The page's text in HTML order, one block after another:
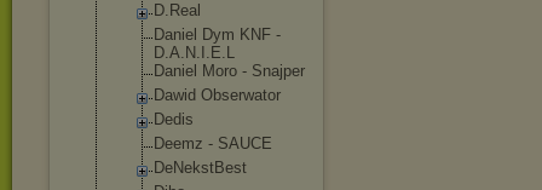
D.Real
Daniel Dym KNF -
D.A.N.I.E.L
Daniel Moro - Snajper
Dawid Obserwator
Dedis
Deemz - SAUCE
DeNekstBest